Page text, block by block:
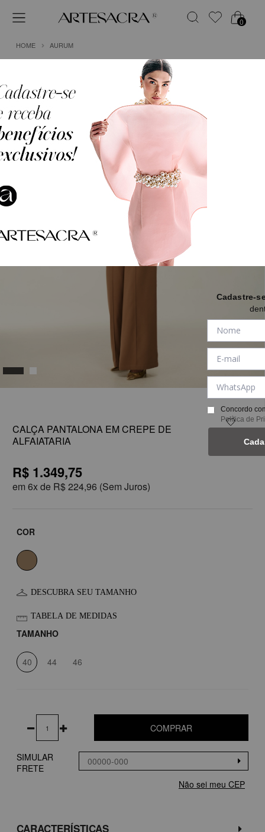
0
HOME AURUM
1
CALÇA PANTALONA EM CREPE DE
ALFAIATARIA
R$ 1.349,75
em 6x de R$ 224,96 (Sem Juros)
COR
DESCUBRA SEU TAMANHO
TABELA DE MEDIDAS
TAMANHO
40 44 46
COMPRAR
SIMULAR
FRETE
Não sei meu CEP
CARACTERÍSTICAS
Cadastre-
Concordo
Política de